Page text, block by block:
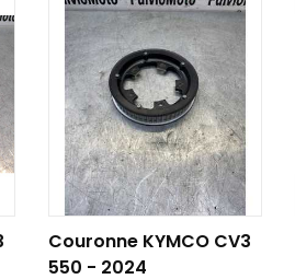
AJOUTER AU PANIER
Couronne KYMCO CV3
550 - 2024